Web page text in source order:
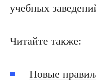
учебных
Читайте также:
Новые